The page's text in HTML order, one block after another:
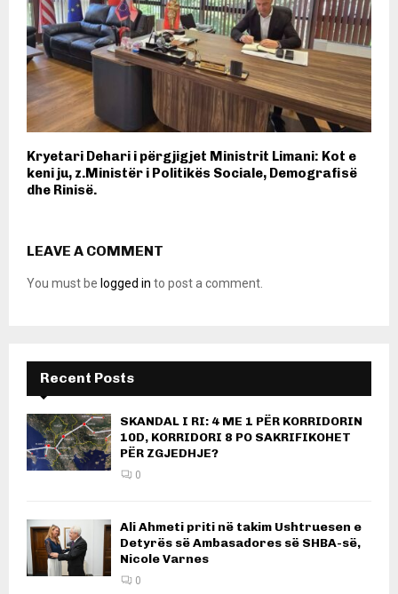
Kryetari Dehari i përgjigjet Ministrit Limani: Kot e
keni ju, z.Ministër i Politikës Sociale, Demografisë
dhe Rinisë.
LEAVE A COMMENT
You must be logged in to post a comment.
Recent Posts
SKANDAL I RI: 4 ME 1 PËR KORRIDORIN
10D, KORRIDORI 8 PO SAKRIFIKOHET
PËR ZGJEDHJE?
0
Ali Ahmeti priti në takim Ushtruesen e
Detyrës së Ambasadores së SHBA-së,
Nicole Varnes
0